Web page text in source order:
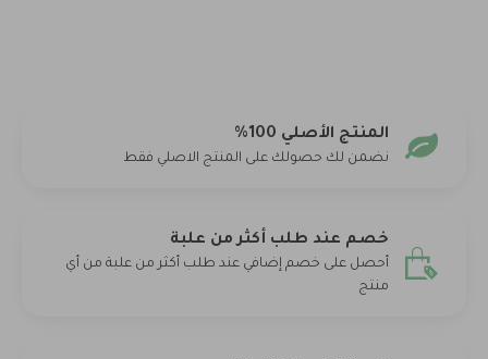
المنتج الأصلي 100%
نضمن لك حصولك على المنتج الاصلي فقط
خصم عند طلب أكثر من علبة
أحصل على خصم إضافي عند طلب أكثر من علبة من أي
منتج